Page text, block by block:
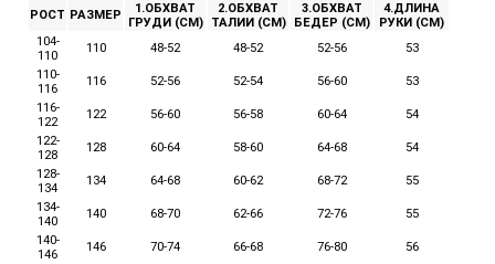
РОСТ РАЗМЕР
1.ОБХВАТ
ГРУДИ (СМ)
2.ОБХВАТ
ТАЛИИ (СМ)
3.ОБХВАТ
БЕДЕР (СМ)
4.ДЛИНА
РУКИ (СМ)
104-
110
110 48-52 48-52 52-56
53
110-
116
116 52-56 52-54 56-60
53
116-
122
122 56-60 56-58 60-64
54
122-
128
128 60-64 58-60 64-68
54
128-
134
134 64-68 60-62 68-72
55
134-
140
140 68-70 62-66 72-76
55
140-
146
146 70-74 66-68 76-80
56